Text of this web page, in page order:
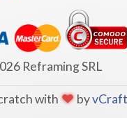
Reframing SRL
with by